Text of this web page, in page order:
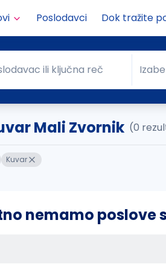
Poslodavci Dok tražite
ili ključna reč
ili ključna reč Grad
Mali Zvornik (0
Kuvar
nemamo poslove